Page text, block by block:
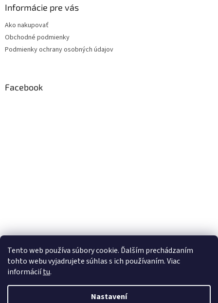
Tento web používa súbory cookie. Ďalším prechádzaním
tohto webu vyjadrujete súhlas s ich používaním. Viac
informáciítu.
Nastavení
Informácie pre vás
Ako nakupovať
Obchodné podmienky
Podmienky ochrany osobných údajov
Facebook
Vytvořil Shoptet